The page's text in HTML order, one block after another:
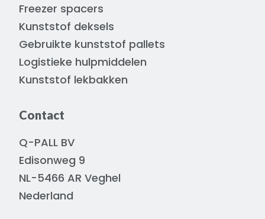
Freezer spacers
Kunststof deksels
Gebruikte kunststof pallets
Logistieke hulpmiddelen
Kunststof lekbakken
Contact
Q-PALL BV
Edisonweg 9
NL-5466 AR Veghel
Nederland